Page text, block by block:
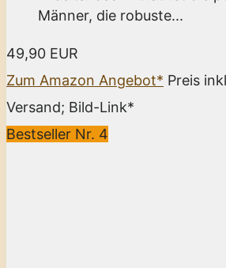
Männer, die robuste...
49,90 EUR
Zum Amazon Angebot* Preis
Versand; Bild-Link*
Bestseller Nr. 4